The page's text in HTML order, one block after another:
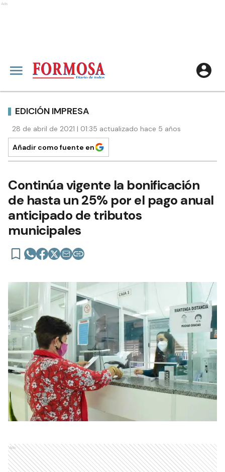
Ads
EDICIÓN IMPRESA
28 de abril de 2021 | 01:35 actualizado hace 5 años
Añadir como fuente en
Continúa vigente la bonificación
de hasta un 25% por el pago anual
anticipado de tributos
municipales
Ads